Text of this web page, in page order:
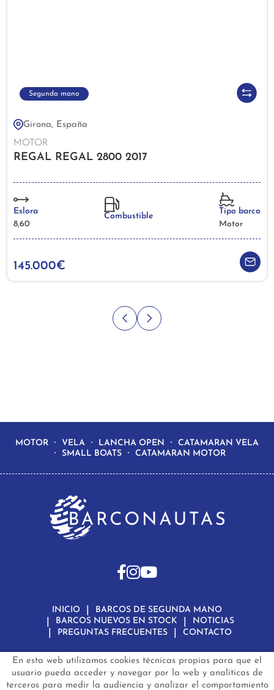
Segunda mano
Girona, España
MOTOR
REGAL REGAL 2800 2017
Eslora
8,60
Combustible
Tipo barco
Motor
145.000€
En esta web utilizamos cookies técnicas propias para que el
usuario pueda acceder y navegar por la web y analíticas de
terceros para medir la audiencia y analizar el comportamiento
MOTOR VELA LANCHA OPEN
CATAMARAN VELA
SMALL BOATS
CATAMARAN MOTOR
INICIO
BARCOS DE SEGUNDA MANO
BARCOS NUEVOS EN STOCK
NOTICIAS
PREGUNTAS FRECUENTES
CONTACTO
Aviso Legal
Política de Privacidad de Datos
Política de Cookies
Configuración de Cookies